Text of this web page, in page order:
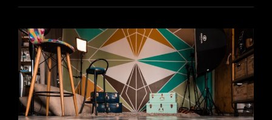
CUMPLIMIENTO
NORMATIVAS
EN
EL
CONTROL
DE
CALIDAD